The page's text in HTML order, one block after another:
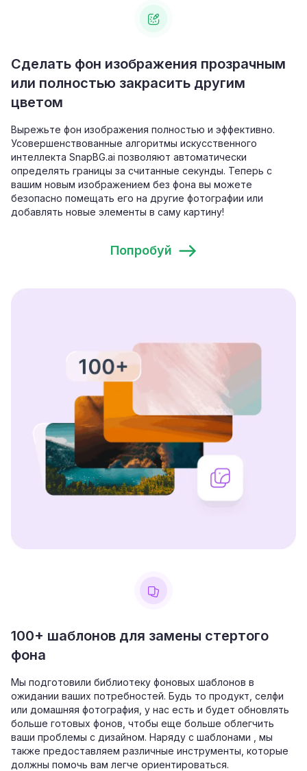
Сделать фон изображения прозрачным
или полностью закрасить другим
цветом
Вырежьте фон изображения полностью и эффективно.
Усовершенствованные алгоритмы искусственного
интеллекта SnapBG.ai позволяют автоматически
определять границы за считанные секунды. Теперь с
вашим новым изображением без фона вы можете
безопасно помещать его на другие фотографии или
добавлять новые элементы в саму картину!
Попробуй
100+ шаблонов для замены стертого
фона
Мы подготовили библиотеку фоновых шаблонов в
ожидании ваших потребностей. Будь то продукт, селфи
или домашняя фотография, у нас есть и будет обновлять
больше готовых фонов, чтобы еще больше облегчить
ваши проблемы с дизайном. Наряду с шаблонами , мы
также предоставляем различные инструменты, которые
должны помочь вам легче ориентироваться.